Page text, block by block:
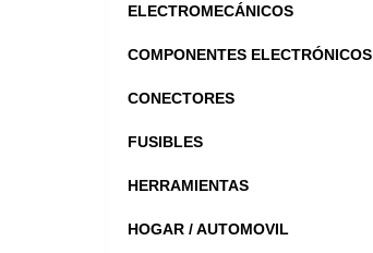
ELECTROMECÁNICOS
COMPONENTES ELECTRÓNICOS
CONECTORES
FUSIBLES
HERRAMIENTAS
HOGAR / AUTOMOVIL